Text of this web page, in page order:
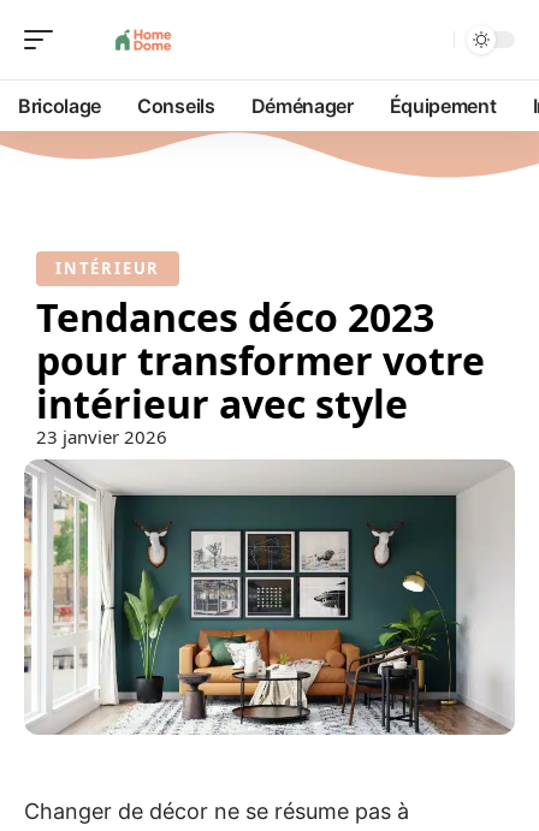
Bricolage Conseils Déménager Équipement
INTÉRIEUR
Tendances déco 2023
pour transformer votre
intérieur avec style
23 janvier 2026
Changer de décor ne se résume pas à